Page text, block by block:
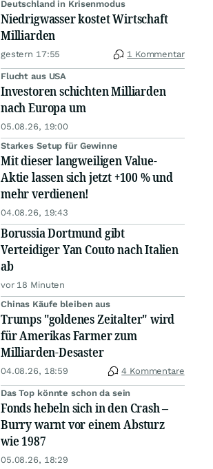
Deutschland in Krisenmodus
Niedrigwasser kostet Wirtschaft
Milliarden
gestern 17:55 1 Kommentar
Flucht aus USA
Investoren schichten Milliarden
nach Europa um
05.08.26, 19:00
Starkes Setup für Gewinne
Mit dieser langweiligen Value-
Aktie lassen sich jetzt +100 % und
mehr verdienen!
04.08.26, 19:43
Borussia Dortmund gibt
Verteidiger Yan Couto nach Italien
ab
vor 18 Minuten
Chinas Käufe bleiben aus
Trumps "goldenes Zeitalter" wird
für Amerikas Farmer zum
Milliarden-Desaster
04.08.26, 18:59 4 Kommentare
Das Top könnte schon da sein
Fonds hebeln sich in den Crash –
Burry warnt vor einem Absturz
wie 1987
05.08.26, 18:29